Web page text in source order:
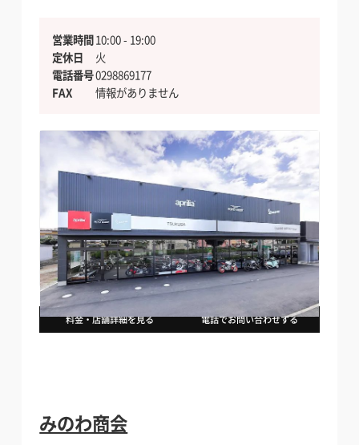
営業時間10:00 - 19:00
定休日
火
電話番号0298869177
FAX
情報がありません
料金・店舗詳細を見る 電話でお問い合わせする
みのわ商会